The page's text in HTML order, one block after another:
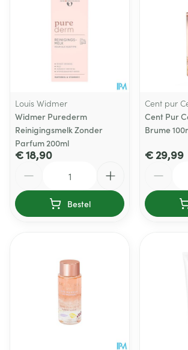
Louis Widmer
Widmer Purederm
Reinigingsmelk Zonder
Parfum 200ml
€ 18,90
Bestel
Cent pur
Cent Pur
Brume
€ 29,99